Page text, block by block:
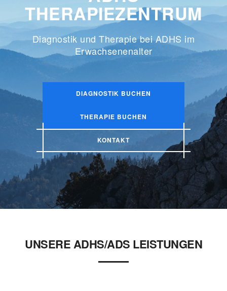
THERAPIEZENTRUM
Diagnostik und Therapie bei ADHS im
Erwachsenenalter
DIAGNOSTIK BUCHEN
THERAPIE BUCHEN
KONTAKT
UNSERE ADHS/ADS LEISTUNGEN